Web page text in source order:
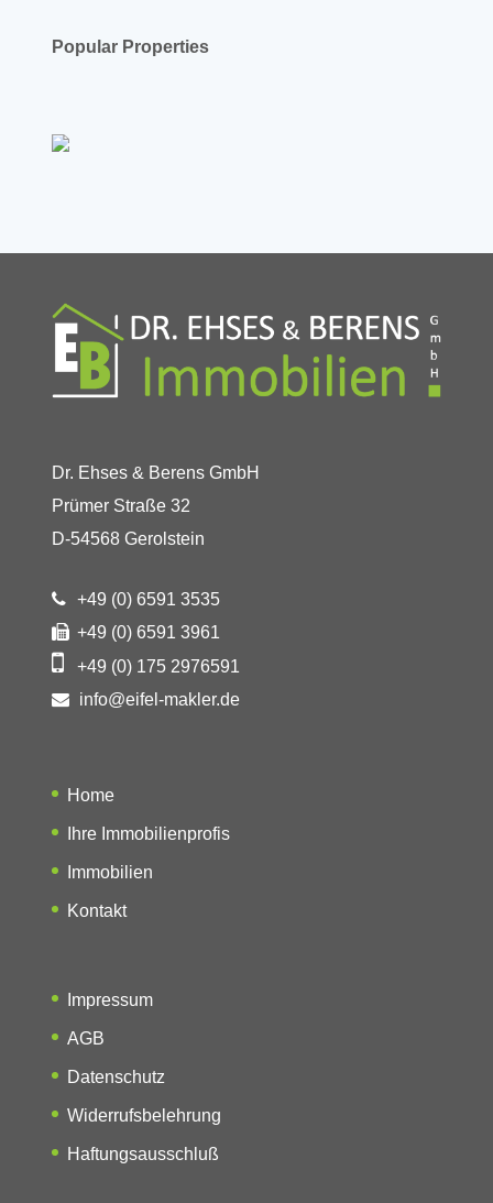
Popular Properties
Dr. Ehses & Berens GmbH
Prümer Straße 32
D-54568 Gerolstein
+49 (0) 6591 3535
+49 (0) 6591 3961
+49 (0) 175 2976591
info@eifel-makler.de
Home
Ihre Immobilienprofis
Immobilien
Kontakt
Impressum
AGB
Datenschutz
Widerrufsbelehrung
Haftungsausschluß